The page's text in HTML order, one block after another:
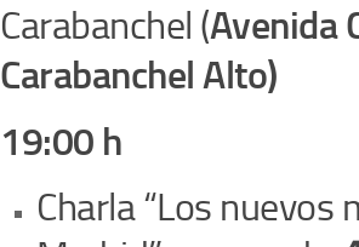
Carabanchel (Avenida
Carabanchel Alto)
19:00 h
Charla “Los nuevos